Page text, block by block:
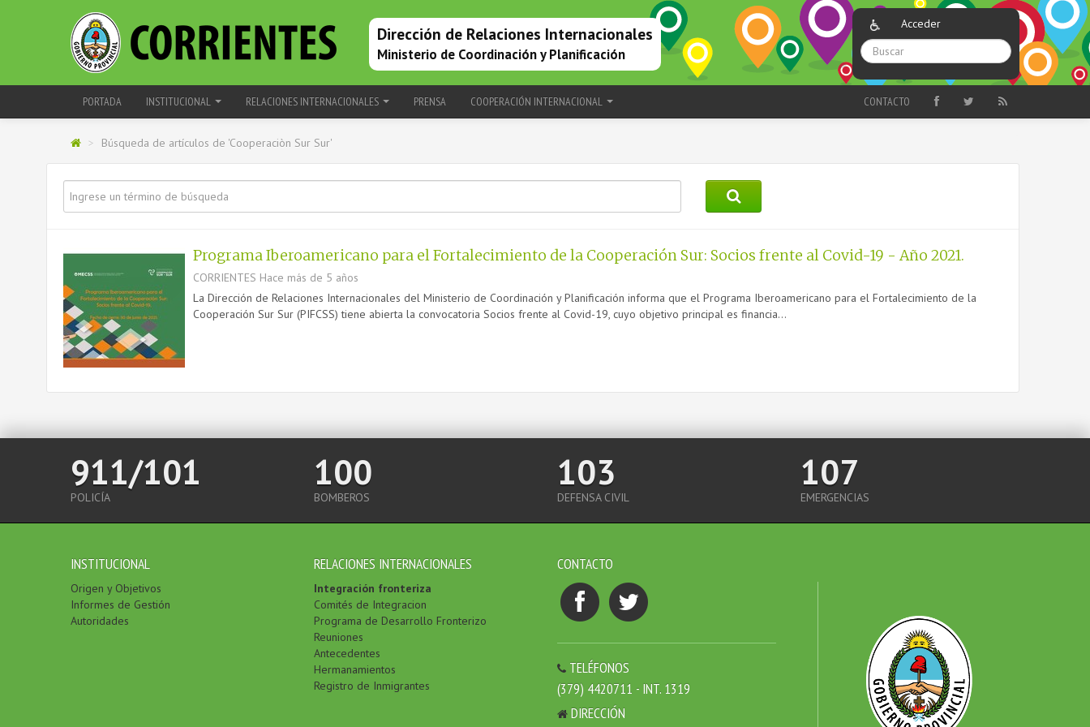
Acceder
Dirección de Relaciones Internacionales
Ministerio de Coordinación y Planificación
PORTADA INSTITUCIONAL RELACIONES INTERNACIONALES PRENSA COOPERACIÓN INTERNACIONAL CONTACTO
> Búsqueda de artículos de 'Cooperaciòn Sur Sur'
Programa Iberoamericano para el Fortalecimiento de la Cooperación Sur: Socios frente al Covid-19 - Año 2021.
CORRIENTES Hace más de 5 años
La Dirección de Relaciones Internacionales del Ministerio de Coordinación y Planificación informa que el Programa Iberoamericano para el Fortalecimiento de la
Cooperación Sur Sur (PIFCSS) tiene abierta la convocatoria Socios frente al Covid-19, cuyo objetivo principal es financia...
911/101
POLICÍA
100
BOMBEROS
103
DEFENSA CIVIL
107
EMERGENCIAS
INSTITUCIONAL
Origen y Objetivos
Informes de Gestión
Autoridades
RELACIONES INTERNACIONALES
Integración fronteriza
Comités de Integracion
Programa de Desarrollo Fronterizo
Reuniones
Antecedentes
Hermanamientos
Registro de Inmigrantes
CONTACTO
TELÉFONOS
(379) 4420711 - INT. 1319
DIRECCIÓN